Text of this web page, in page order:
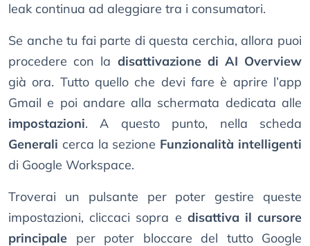
leak continua ad aleggiare tra i consumatori.
Se anche tu fai parte di questa cerchia, allora puoi
procedere con la disattivazione di AI Overview
già ora. Tutto quello che devi fare è aprire l’app
Gmail e poi andare alla schermata dedicata alle
impostazioni. A questo punto, nella scheda
Generali cerca la sezione Funzionalità intelligenti
di Google Workspace.
Troverai un pulsante per poter gestire queste
impostazioni, cliccaci sopra e disattiva il cursore
principale per poter bloccare del tutto Google